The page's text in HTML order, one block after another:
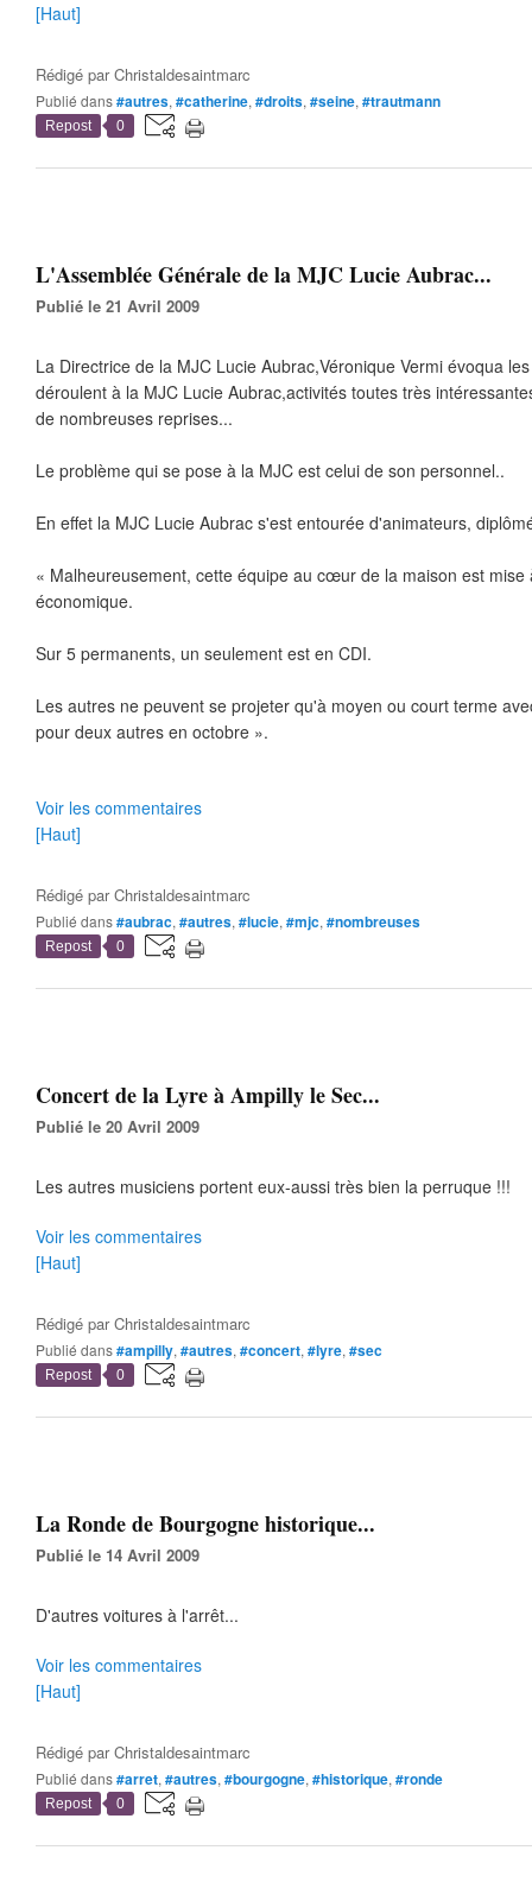
[Haut]
Rédigé parChristaldesaintmarc
Publié dans#autres, #catherine, #droits, #seine, #trautmann
Repost 0
L'Assemblée Générale de la MJC Lucie Aubrac...
Publié le 21 Avril 2009
La Directrice de la MJC Lucie Aubrac,Véronique Vermi évoqua
déroulent à la MJC Lucie Aubrac,activités toutes très
de nombreuses reprises...
Le problème qui se pose à la MJC est celui de son personnel..
En effet la MJC Lucie Aubrac s'est entourée d'animateurs,
« Malheureusement, cette équipe au cœur de la maison est mise
économique.
Sur 5 permanents, un seulement est en CDI.
Les autres ne peuvent se projeter qu'à moyen ou court terme
pour deux autres en octobre ».
Voir les commentaires
[Haut]
Rédigé parChristaldesaintmarc
Publié dans#aubrac, #autres, #lucie, #mjc, #nombreuses
Repost 0
Concert de la Lyre à Ampilly le Sec...
Publié le 20 Avril 2009
Les autres musiciens portent eux-aussi très bien la perruque !!!
Voir les commentaires
[Haut]
Rédigé parChristaldesaintmarc
Publié dans#ampilly, #autres, #concert, #lyre, #sec
Repost 0
La Ronde de Bourgogne historique...
Publié le 14 Avril 2009
D'autres voitures à l'arrêt...
Voir les commentaires
[Haut]
Rédigé parChristaldesaintmarc
Publié dans#arret, #autres, #bourgogne, #historique, #ronde
Repost 0